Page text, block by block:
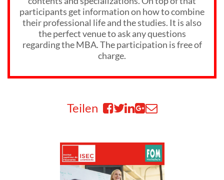
participants get information on how to combine
their professional life and the studies. It is also
the perfect venue to ask any questions
regarding the MBA. The participation is free of
charge.
Teilen